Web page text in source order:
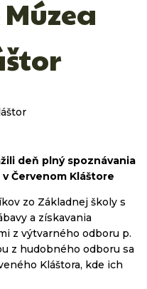
deň plný spoznávania
Červenom Kláštore
zo Základnej školy s
a získavania
z výtvarného odboru p.
z hudobného odboru sa
Kláštora, kde ich